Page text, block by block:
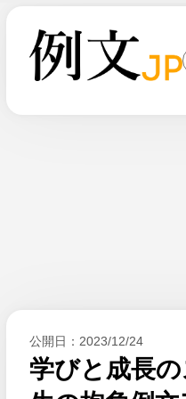
公開日： 2023/12/24
学びと成長